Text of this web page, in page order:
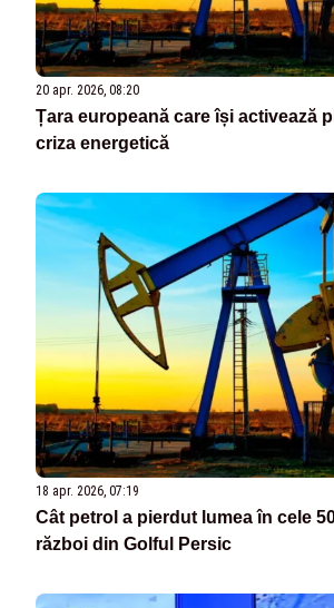
20 apr. 2026, 08:20
Țara europeană care își activează
criza energetică
18 apr. 2026, 07:19
Cât petrol a pierdut lumea în cele
război din Golful Persic